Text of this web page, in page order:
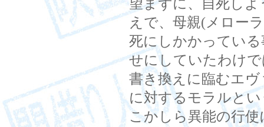
望まずに、自死し
えで、母親(メロー
死にしかかってい
せにしていたわけ
書き換えに臨むエ
に対するモラルと
こかしら異能の行